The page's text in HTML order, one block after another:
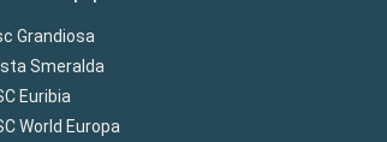
Grandiosa
Smeralda
Euribia
World Europa